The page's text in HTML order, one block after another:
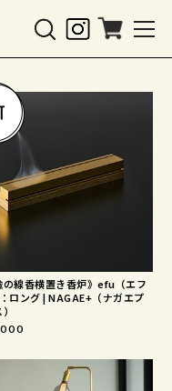
の線香横置き香炉》efu（エフ
ロング | NAGAE+（ナガエプ